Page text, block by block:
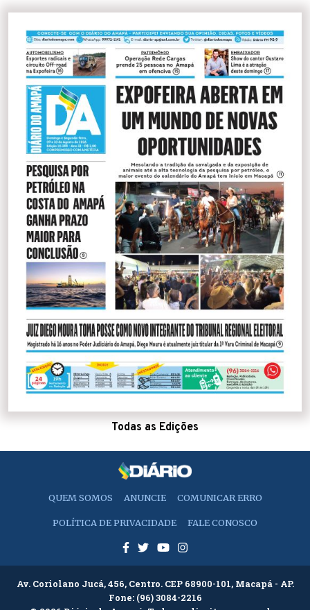
Todas as Edições
QUEM SOMOS ANUNCIE COMUNICAR ERRO
POLÍTICA DE PRIVACIDADE FALE CONOSCO
Av. Coriolano Jucá, 456, Centro. CEP 68900-101, Macapá - AP.
Fone: (96) 3084-2216